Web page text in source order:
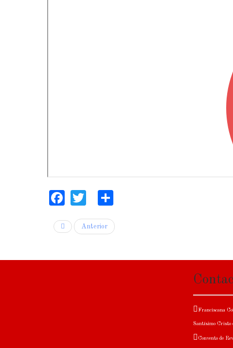
Facebook
Twitter
Anterior
Franciscana
Santísimo Cristo
Convento de